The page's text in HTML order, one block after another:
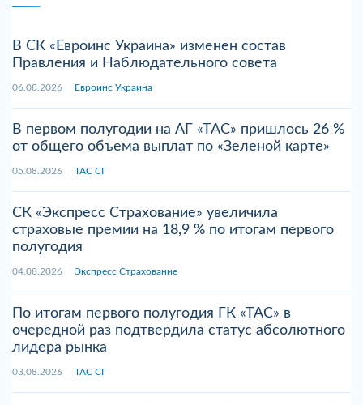
В СК «Евроинс Украина» изменен состав
Правления и Наблюдательного совета
06.08.2026 Евроинс Украина
В первом полугодии на АГ «ТАС» пришлось 26 %
от общего объема выплат по «Зеленой карте»
05.08.2026 ТАС СГ
СК «Экспресс Страхование» увеличила
страховые премии на 18,9 % по итогам первого
полугодия
04.08.2026 Экспресс Страхование
По итогам первого полугодия ГК «ТАС» в
очередной раз подтвердила статус абсолютного
лидера рынка
03.08.2026 ТАС СГ